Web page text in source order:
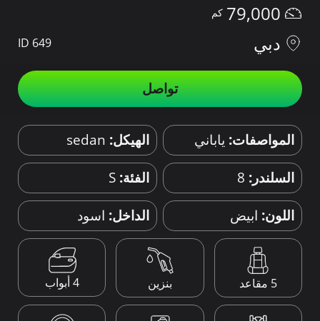
79,000
دبي
ID 649
تواصل
المواصفات: ياباني الهيكل: sedan
السلندر: 8 الفئة: S
اللون: ابيض الداخل: اسود
5 مقاعد بنزين 4 أبواب